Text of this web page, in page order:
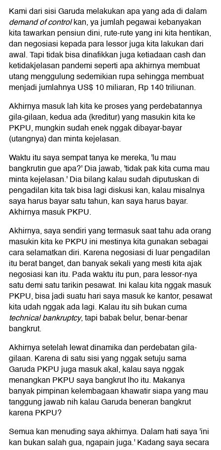
Kami dari sisi Garuda melakukan apa yang ada di dalam
demand of controlkan, ya jumlah pegawai kebanyakan
kita tawarkan pensiun dini, rute-rute yang ini kita hentikan,
dan negosiasi kepada para lessor juga kita lakukan dari
awal. Tapi tidak bisa dinafikkan juga ketiadaan cash dan
ketidakjelasan pandemi seperti apa akhirnya membuat
utang menggulung sedemikian rupa sehingga membuat
menjadi jumlahnya US$ 10 miliaran, Rp 140 triliunan.
Akhirnya masuk lah kita ke proses yang perdebatannya
gila-gilaan, kedua ada (kreditur) yang masukin kita ke
PKPU, mungkin sudah enek nggak dibayar-bayar
(utangnya) dan minta kejelasan.
Waktu itu saya sempat tanya ke mereka, 'lu mau
bangkrutin gue apa?' Dia jawab, 'tidak pak kita cuma mau
minta kejelasan.' Dia bilang kalau sudah diputuskan di
pengadilan kita tak bisa lagi diskusi kan, kalau misalnya
saya harus bayar satu tahun, kan saya harus bayar.
Akhirnya masuk PKPU.
Akhirnya, saya sendiri yang termasuk saat tahu ada orang
masukin kita ke PKPU ini mestinya kita gunakan sebagai
cara selamatkan diri. Karena negosiasi di luar pengadilan
itu berat banget, dan banyak sekali yang mesti kita ajak
negosiasi kan itu. Pada waktu itu pun, para lessor-nya
satu demi satu tarikin pesawat. Ini kalau kita nggak masuk
PKPU, bisa jadi suatu hari saya masuk ke kantor, pesawat
kita udah nggak ada lagi. Kalau itu sih bukan cuma
technical bankruptcy, tapi babak belur, benar-benar
bangkrut.
Akhirnya setelah lewat dinamika dan perdebatan gila-
gilaan. Karena di satu sisi yang nggak setuju sama
Garuda PKPU juga masuk akal, kalau saya nggak
menangkan PKPU saya bangkrut lho itu. Makanya
banyak pimpinan kelembagaan khawatir siapa yang mau
tanggung jawab nih kalau Garuda beneran bangkrut
karena PKPU?
Semua kan menuding saya akhirnya. Dalam hati saya 'ini
kan bukan salah gua, ngapain juga.' Kadang saya secara